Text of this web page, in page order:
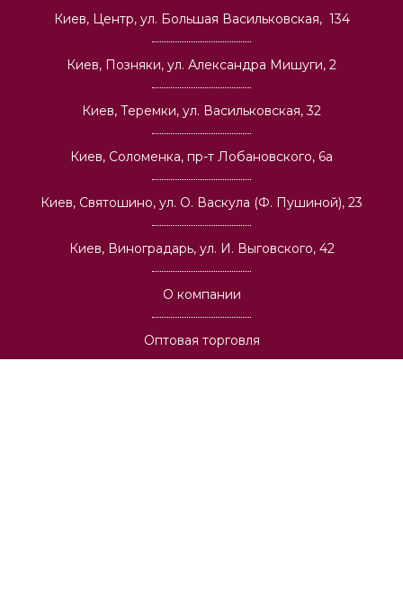
Киев, Центр, ул. Большая Васильковская, 134
Киев, Позняки, ул. Александра Мишуги, 2
Киев, Теремки, ул. Васильковская, 32
Киев, Соломенка, пр-т Лобановского, 6а
Киев, Святошино, ул. О. Васкула (Ф. Пушиной), 23
Киев, Виноградарь, ул. И. Выговского, 42
О компании
Оптовая торговля